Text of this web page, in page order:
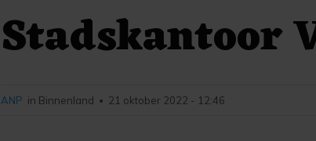
Stadskantoor
ANP in Binnenland • 21 oktober 2022 - 12:46